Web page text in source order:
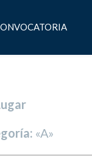
«A»